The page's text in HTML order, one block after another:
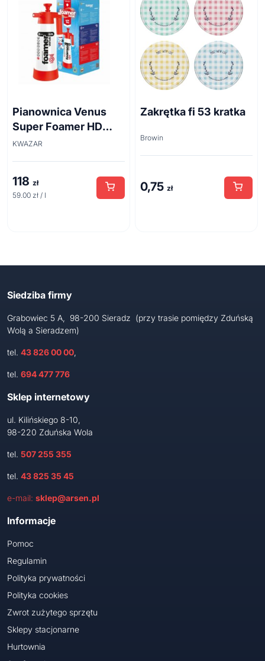
Pianownica Venus
Super Foamer HD
acid line 2L
KWAZAR
118 zł
59.00 zł / l
Zakrętka fi 53 kratka
Browin
0,75 zł
Siedziba firmy
Grabowiec 5 A, 98-200 Sieradz (przy trasie pomiędzy Zduńską
Wolą a Sieradzem)
tel. 43 826 00 00,
tel. 694 477 776
Sklep internetowy
ul. Kilińskiego 8-10,
98-220 Zduńska Wola
tel. 507 255 355
tel. 43 825 35 45
e-mail: sklep@arsen.pl
Informacje
Pomoc
Regulamin
Polityka prywatności
Polityka cookies
Zwrot zużytego sprzętu
Sklepy stacjonarne
Hurtownia